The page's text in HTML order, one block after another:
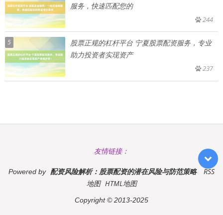
服务，快速匹配您的
244
5
股票正规的杠杆平台 宁夏股票配资服务，专业
助力投资者实现资产
237
友情链接：
Powered by 配资风险解析：股票配资的潜在风险与防范策略
RSS
地图 HTML地图
Copyright© 2013-2025